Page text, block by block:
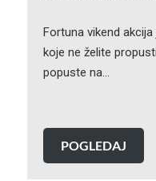
Fortuna vikend
koje ne želite
popuste na…
POGLEDAJ